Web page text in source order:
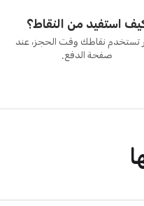
استفيد من النقاط؟
تستخدم نقاطك وقت الحجز، عند
صفحة الدفع.